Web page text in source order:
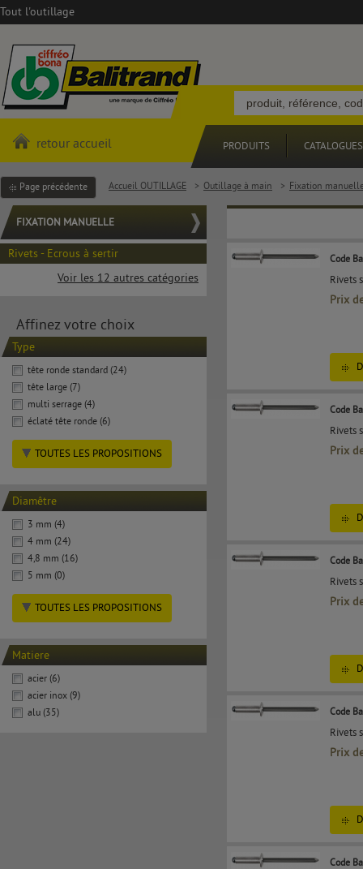
Tout l'outillage
retour accueil PRODUITS CATALOGUES
Page précédente Accueil OUTILLAGE > Outillage à main > Fixation
FIXATION MANUELLE
Rivets - Ecrous à sertir
Voir les 12 autres catégories
Affinez votre choix
Type
tête ronde standard (24)
tête large (7)
multi serrage (4)
éclaté tête ronde (6)
TOUTES LES PROPOSITIONS
Diamêtre
3 mm (4)
4 mm (24)
4,8 mm (16)
5 mm (0)
TOUTES LES PROPOSITIONS
Matiere
acier (6)
acier inox (9)
alu (35)
Code
Rivets
Prix
Code
Rivets
Prix
Code
Rivets
Prix
Code
Rivets
Prix
Code